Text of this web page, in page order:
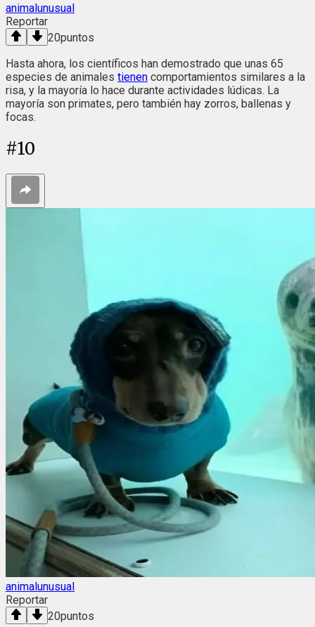
animalunusual
Reportar
20puntos
Hasta ahora, los científicos han demostrado que unas 65
especies de animales tienen comportamientos similares a la
risa, y la mayoría lo hace durante actividades lúdicas. La
mayoría son primates, pero también hay zorros, ballenas y
focas.
#10
animalunusual
Reportar
20puntos